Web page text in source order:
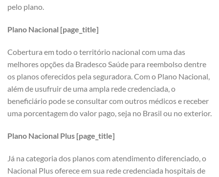
pelo plano.
Plano Nacional [page_title]
Cobertura em todo o território nacional com uma das
melhores opções da Bradesco Saúde para reembolso dentre
os planos oferecidos pela seguradora. Com o Plano Nacional,
além de usufruir de uma ampla rede credenciada, o
beneficiário pode se consultar com outros médicos e receber
uma porcentagem do valor pago, seja no Brasil ou no exterior.
Plano Nacional Plus [page_title]
Já na categoria dos planos com atendimento diferenciado, o
Nacional Plus oferece em sua rede credenciada hospitais de